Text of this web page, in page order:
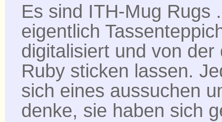
Es sind ITH-Mug Rugs
eigentlich
digitalisiert und von der
Ruby sticken lassen.
sich eines aussuchen
denke, sie haben sich